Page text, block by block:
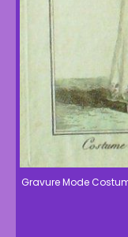
Gravure Mode